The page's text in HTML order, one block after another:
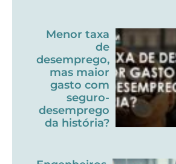
Menor taxa
de
desemprego,
mas maior
gasto com
seguro-
desemprego
da história?